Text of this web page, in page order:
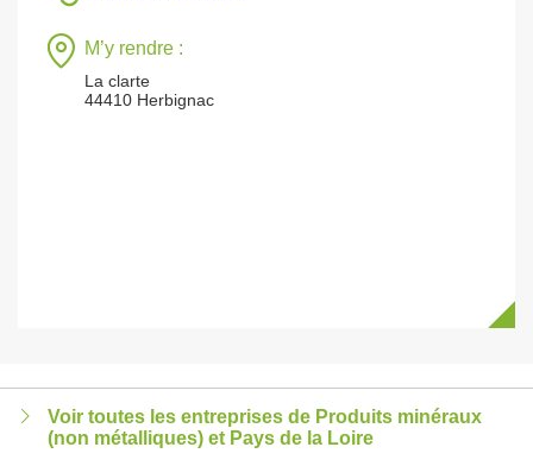
M’y rendre :
La clarte
44410 Herbignac
Voir toutes les entreprises de Produits minéraux
(non métalliques) et Pays de la Loire